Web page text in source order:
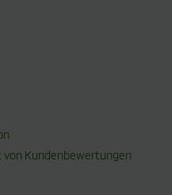
Kundenbewertungen